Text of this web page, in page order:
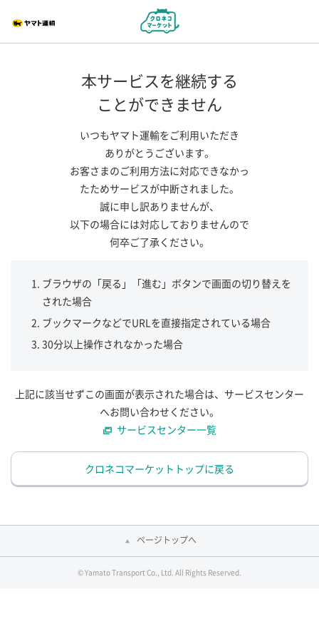
本サービスを継続する
ことができません
いつもヤマト運輸をご利用いただき
ありがとうございます。
お客さまのご利用方法に対応できなかっ
たためサービスが中断されました。
誠に申し訳ありませんが、
以下の場合には対応しておりませんので
何卒ご了承ください。
ブラウザの「戻る」「進む」ボタンで画面の切り替えを
された場合
ブックマークなどでURLを直接指定されている場合
30分以上操作されなかった場合
上記に該当せずこの画面が表示された場合は、サービスセンター
へお問い合わせください。
サービスセンター一覧
クロネコマーケットトップに戻る
ページトップへ
© Yamato Transport Co., Ltd. All Rights Reserved.